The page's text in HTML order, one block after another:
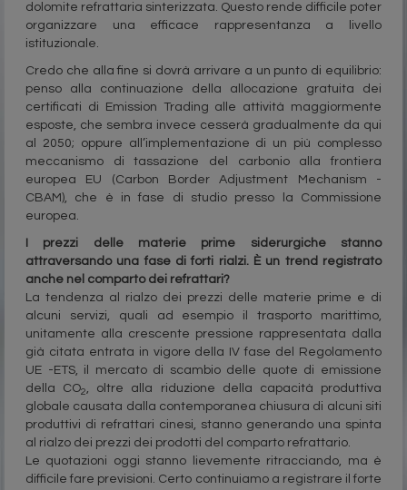
dolomite refrattaria sinterizzata. Questo rende difficile poter
organizzare una efficace rappresentanza a livello
istituzionale.
Credo che alla fine si dovrà arrivare a un punto di equilibrio:
penso alla continuazione della allocazione gratuita dei
certificati di Emission Trading alle attività maggiormente
esposte, che sembra invece cesserà gradualmente da qui
al 2050; oppure all’implementazione di un più complesso
meccanismo di tassazione del carbonio alla frontiera
europea EU (Carbon Border Adjustment Mechanism -
CBAM), che è in fase di studio presso la Commissione
europea.
I prezzi delle materie prime siderurgiche stanno
attraversando una fase di forti rialzi. È un trend registrato
anche nel comparto dei refrattari?
La tendenza al rialzo dei prezzi delle materie prime e di
alcuni servizi, quali ad esempio il trasporto marittimo,
unitamente alla crescente pressione rappresentata dalla
già citata entrata in vigore della IV fase del Regolamento
UE -ETS, il mercato di scambio delle quote di emissione
della CO2, oltre alla riduzione della capacità produttiva
globale causata dalla contemporanea chiusura di alcuni siti
produttivi di refrattari cinesi, stanno generando una spinta
al rialzo dei prezzi dei prodotti del comparto refrattario.
Le quotazioni oggi stanno lievemente ritracciando, ma è
difficile fare previsioni. Certo continuiamo a registrare il forte